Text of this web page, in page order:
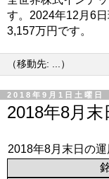
す。2024年12月6
3,157万円です。
2018年9月1日土曜日
2018年8月
2018年8月末日の運